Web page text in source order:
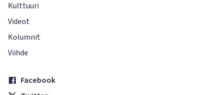
Kulttuuri
Videot
Kolumnit
Viihde
Facebook